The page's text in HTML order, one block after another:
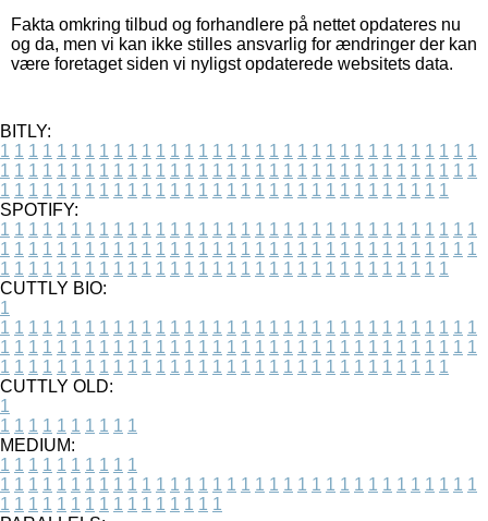
Fakta omkring tilbud og forhandlere på nettet opdateres nu
og da, men vi kan ikke stilles ansvarlig for ændringer der kan
være foretaget siden vi nyligst opdaterede websitets data.
BITLY:
1 1 1 1 1 1 1 1 1 1 1 1 1 1 1 1 1 1 1 1 1 1 1 1 1 1 1 1 1 1 1 1 1 1
1 1 1 1 1 1 1 1 1 1 1 1 1 1 1 1 1 1 1 1 1 1 1 1 1 1 1 1 1 1 1 1 1 1
1 1 1 1 1 1 1 1 1 1 1 1 1 1 1 1 1 1 1 1 1 1 1 1 1 1 1 1 1 1 1 1
SPOTIFY:
1 1 1 1 1 1 1 1 1 1 1 1 1 1 1 1 1 1 1 1 1 1 1 1 1 1 1 1 1 1 1 1 1 1
1 1 1 1 1 1 1 1 1 1 1 1 1 1 1 1 1 1 1 1 1 1 1 1 1 1 1 1 1 1 1 1 1 1
1 1 1 1 1 1 1 1 1 1 1 1 1 1 1 1 1 1 1 1 1 1 1 1 1 1 1 1 1 1 1 1
CUTTLY BIO:
1
1 1 1 1 1 1 1 1 1 1 1 1 1 1 1 1 1 1 1 1 1 1 1 1 1 1 1 1 1 1 1 1 1 1
1 1 1 1 1 1 1 1 1 1 1 1 1 1 1 1 1 1 1 1 1 1 1 1 1 1 1 1 1 1 1 1 1 1
1 1 1 1 1 1 1 1 1 1 1 1 1 1 1 1 1 1 1 1 1 1 1 1 1 1 1 1 1 1 1 1
CUTTLY OLD:
1
1 1 1 1 1 1 1 1 1 1
MEDIUM:
1 1 1 1 1 1 1 1 1 1
1 1 1 1 1 1 1 1 1 1 1 1 1 1 1 1 1 1 1 1 1 1 1 1 1 1 1 1 1 1 1 1 1 1
1 1 1 1 1 1 1 1 1 1 1 1 1 1 1 1